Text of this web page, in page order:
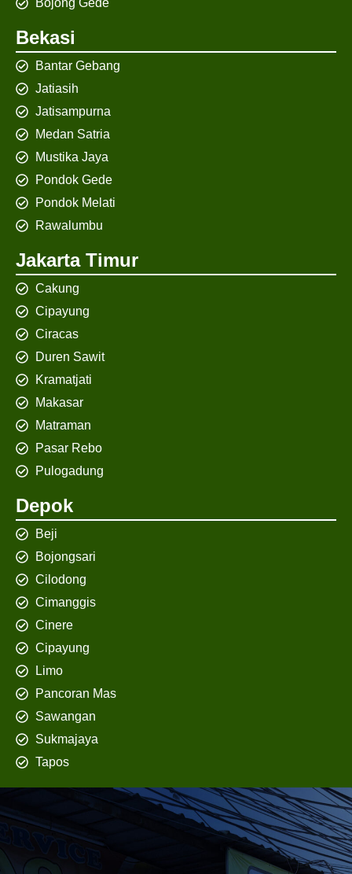
Bojong Gede
Bekasi
Bantar Gebang
Jatiasih
Jatisampurna
Medan Satria
Mustika Jaya
Pondok Gede
Pondok Melati
Rawalumbu
Jakarta Timur
Cakung
Cipayung
Ciracas
Duren Sawit
Kramatjati
Makasar
Matraman
Pasar Rebo
Pulogadung
Depok
Beji
Bojongsari
Cilodong
Cimanggis
Cinere
Cipayung
Limo
Pancoran Mas
Sawangan
Sukmajaya
Tapos